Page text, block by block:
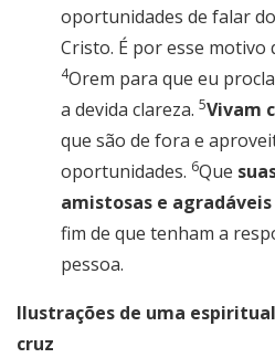
oportunidades de falar
Cristo. É por esse
4Orem para que eu
a devida clareza. 5Vivam
que são de fora e
oportunidades. 6Que
amistosas e agradáveis
fim de que tenham a
pessoa.
Ilustrações de uma
cruz